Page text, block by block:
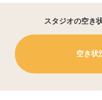
スタジオの空き
空き状